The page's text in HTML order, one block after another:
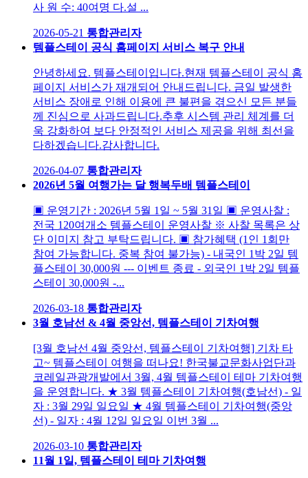
사 원 수: 40여명 다.설 ...
2026-05-21 통합관리자
템플스테이 공식 홈페이지 서비스 복구 안내
안녕하세요. 템플스테이입니다. ​ 현재 템플스테이 공식 홈
페이지 서비스가 재개되어 안내드립니다. 금일 발생한
서비스 장애로 인해 이용에 큰 불편을 겪으신 모든 분들
께 진심으로 사과드립니다. ​ 추후 시스템 관리 체계를 더
욱 강화하여 보다 안정적인 서비스 제공을 위해 최선을
다하겠습니다. ​ 감사합니다.
2026-04-07 통합관리자
2026년 5월 여행가는 달 행복두배 템플스테이
▣ 운영기간 : 2026년 5월 1일 ~ 5월 31일 ▣ 운영사찰 :
전국 120여개소 템플스테이 운영사찰 ※ 사찰 목록은 상
단 이미지 참고 부탁드립니다. ▣ 참가혜택 (1인 1회만
참여 가능합니다. 중복 참여 불가능) - 내국인 1박 2일 템
플스테이 30,000원 --- 이벤트 종료 - 외국인 1박 2일 템플
스테이 30,000원 -...
2026-03-18 통합관리자
3월 호남선 & 4월 중앙선, 템플스테이 기차여행
[3월 호남선 4월 중앙선, 템플스테이 기차여행] 기차 타
고~ 템플스테이 여행을 떠나요! 한국불교문화사업단과
코레일관광개발에서 3월, 4월 템플스테이 테마 기차여행
을 운영합니다. ★ 3월 템플스테이 기차여행(호남선) - 일
자 : 3월 29일 일요일 ★ 4월 템플스테이 기차여행(중앙
선) - 일자 : 4월 12일 일요일 이번 3월 ...
2026-03-10 통합관리자
11월 1일, 템플스테이 테마 기차여행